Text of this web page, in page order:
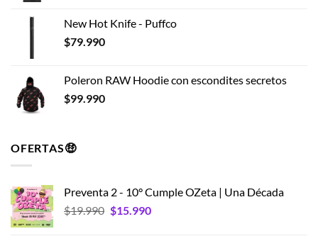
New Hot Knife - Puffco
$79.990
Poleron RAW Hoodie con escondites secretos
$99.990
OFERTAS🤑
Preventa 2 - 10° Cumple OZeta | Una Década
$19.990 El
$15.990El